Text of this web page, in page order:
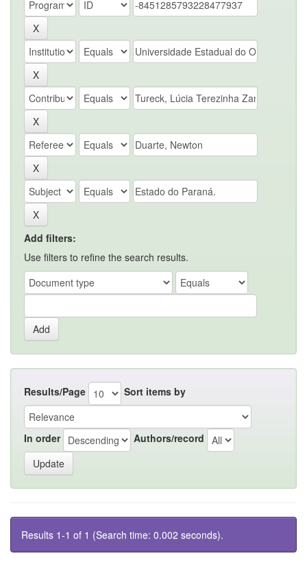
Add filters:
Use filters to refine the search results.
Results/Page Sort items by
In order Authors/record
Results 1-1 of 1 (Search time: 0.002 seconds).